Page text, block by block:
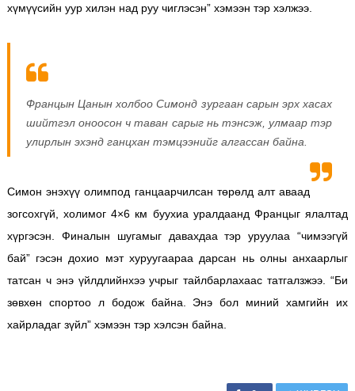
хүмүүсийн уур хилэн над руу чиглэсэн” хэмээн тэр хэлжээ.
Францын Цанын холбоо Симонд зургаан сарын эрх хасах
шийтгэл оноосон ч таван сарыг нь тэнсэж, улмаар тэр
улирлын эхэнд ганцхан тэмцээнийг алгассан байна.
Симон энэхүү олимпод ганцаарчилсан төрөлд алт аваад
зогсохгүй, холимог 4×6 км буухиа уралдаанд Францыг ялалтад
хүргэсэн. Финалын шугамыг давахдаа тэр уруулаа “чимээгүй
бай” гэсэн дохио мэт хуруугаараа дарсан нь олны анхаарлыг
татсан ч энэ үйлдлийнхээ учрыг тайлбарлахаас татгалзжээ. “Би
зөвхөн спортоо л бодож байна. Энэ бол миний хамгийн их
хайрладаг зүйл” хэмээн тэр хэлсэн байна.